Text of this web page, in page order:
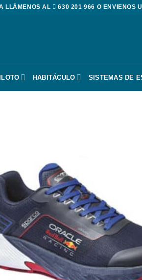
LLÁMENOS AL 630 201 966 O ENVIENOS
HABITÁCULO SISTEMAS DE